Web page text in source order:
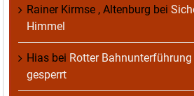
Rainer Kirmse , Altenburg bei
Himmel
Hias bei Rotter Bahnunterführung
gesperrt